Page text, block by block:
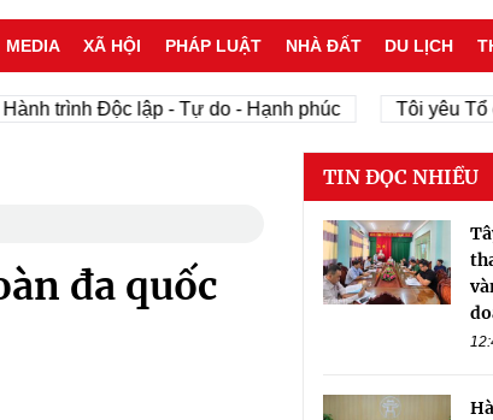
MEDIA XÃ HỘI PHÁP LUẬT NHÀ ĐẤT DU LỊCH
trình Độc lập - Tự do - Hạnh phúc Tôi yêu Tổ quốc
đa quốc
TIN ĐỌC NHIỀU